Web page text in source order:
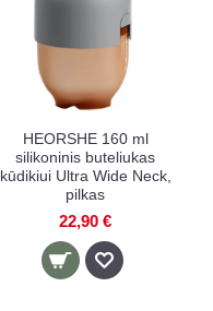
HEORSHE 160 ml
silikoninis buteliukas
kūdikiui Ultra Wide Neck,
pilkas
22,90 €